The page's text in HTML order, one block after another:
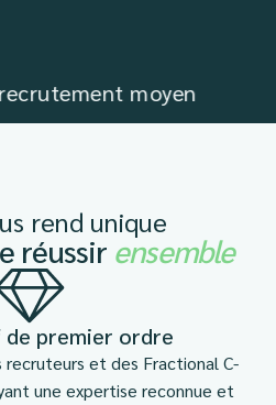
moyen
rend unique
réussir ensemble
premier ordre
recruteurs et des Fractional C-
une expertise reconnue et